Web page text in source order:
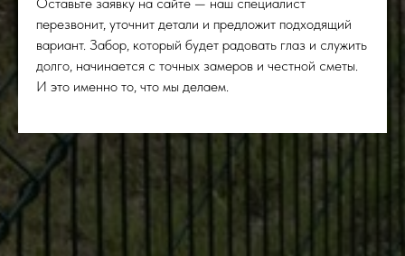
перезвонит, уточнит детали и предложит подходящий
вариант. Забор, который будет радовать глаз и служить
долго, начинается с точных замеров и честной сметы.
И это именно то, что мы делаем.